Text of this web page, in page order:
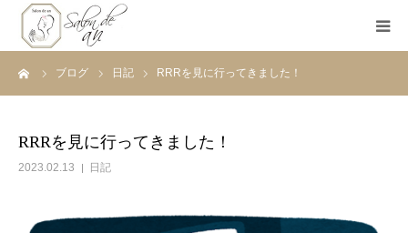
ブログ 日記 RRRを見に行ってきました！
RRRを見に行ってきました！
2023.02.13 日記
ホーム